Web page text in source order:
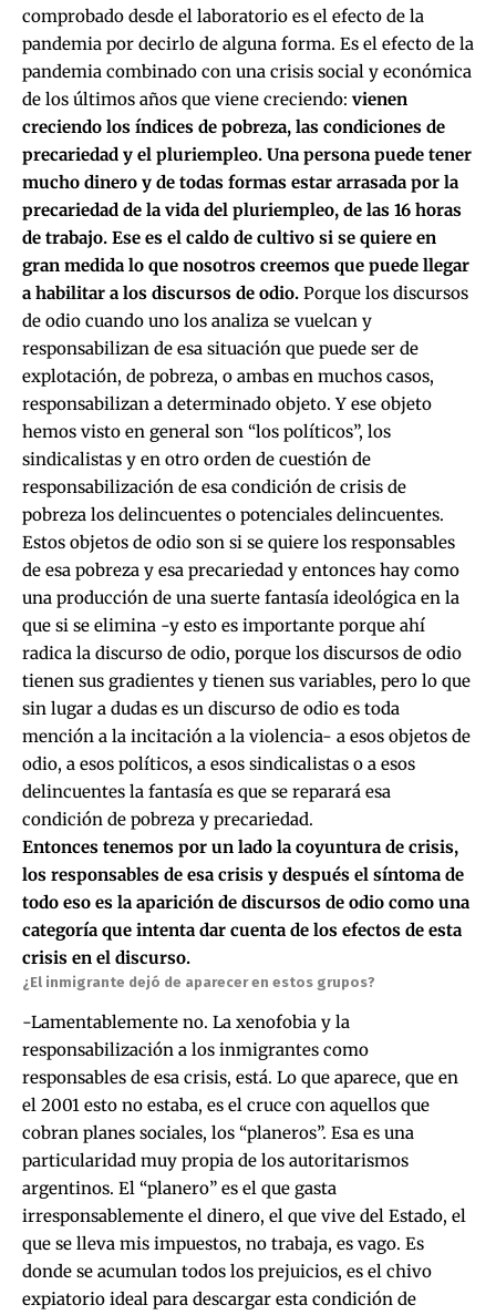
comprobado desde el laboratorio es el efecto de la
pandemia por decirlo de alguna forma. Es el efecto de la
pandemia combinado con una crisis social y económica
de los últimos años que viene creciendo: vienen
creciendo los índices de pobreza, las condiciones de
precariedad y el pluriempleo. Una persona puede tener
mucho dinero y de todas formas estar arrasada por la
precariedad de la vida del pluriempleo, de las 16 horas
de trabajo. Ese es el caldo de cultivo si se quiere en
gran medida lo que nosotros creemos que puede llegar
a habilitar a los discursos de odio. Porque los discursos
de odio cuando uno los analiza se vuelcan y
responsabilizan de esa situación que puede ser de
explotación, de pobreza, o ambas en muchos casos,
responsabilizan a determinado objeto. Y ese objeto
hemos visto en general son “los políticos”, los
sindicalistas y en otro orden de cuestión de
responsabilización de esa condición de crisis de
pobreza los delincuentes o potenciales delincuentes.
Estos objetos de odio son si se quiere los responsables
de esa pobreza y esa precariedad y entonces hay como
una producción de una suerte fantasía ideológica en la
que si se elimina -y esto es importante porque ahí
radica la discurso de odio, porque los discursos de odio
tienen sus gradientes y tienen sus variables, pero lo que
sin lugar a dudas es un discurso de odio es toda
mención a la incitación a la violencia- a esos objetos de
odio, a esos políticos, a esos sindicalistas o a esos
delincuentes la fantasía es que se reparará esa
condición de pobreza y precariedad.
Entonces tenemos por un lado la coyuntura de crisis,
los responsables de esa crisis y después el síntoma de
todo eso es la aparición de discursos de odio como una
categoría que intenta dar cuenta de los efectos de esta
crisis en el discurso.
¿El inmigrante dejó de aparecer en estos grupos?
-Lamentablemente no. La xenofobia y la
responsabilización a los inmigrantes como
responsables de esa crisis, está. Lo que aparece, que en
el 2001 esto no estaba, es el cruce con aquellos que
cobran planes sociales, los “planeros”. Esa es una
particularidad muy propia de los autoritarismos
argentinos. El “planero” es el que gasta
irresponsablemente el dinero, el que vive del Estado, el
que se lleva mis impuestos, no trabaja, es vago. Es
donde se acumulan todos los prejuicios, es el chivo
expiatorio ideal para descargar esta condición de